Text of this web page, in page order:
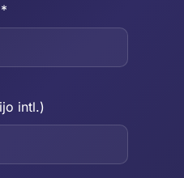
intl.)